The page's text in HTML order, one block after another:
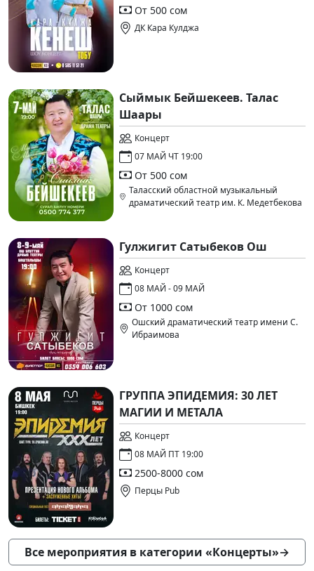
От 500 сом
ДК Кара Кулджа
Сыймык Бейшекеев. Талас
Шаары
Концерт
07 МАЙ ЧТ 19:00
От 500 сом
Таласский областной музыкальный
драматический театр им. К. Медетбекова
Гулжигит Сатыбеков Ош
Концерт
08 МАЙ - 09 МАЙ
От 1000 сом
Ошский драматический театр имени С.
Ибраимова
ГРУППА ЭПИДЕМИЯ: 30 ЛЕТ
МАГИИ И МЕТАЛА
Концерт
08 МАЙ ПТ 19:00
2500-8000 сом
Перцы Pub
Все мероприятия в категории «Концерты»→